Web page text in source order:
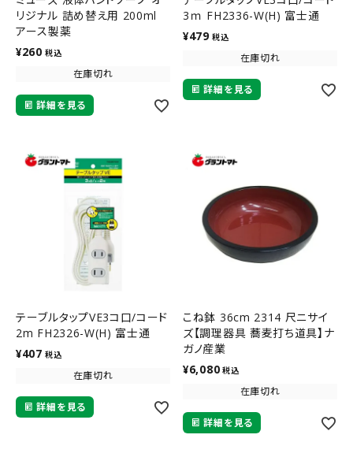
リジナル 詰め替え用 200ml
アース製薬
¥260 税込
在庫切れ
詳細を見る
3ｍ FH2336-W(H) 富士通
¥479 税込
在庫切れ
詳細を見る
テーブルタップVE3コ口/コード
2m FH2326-W(H) 富士通
¥407 税込
在庫切れ
詳細を見る
こね鉢 36cm 2314 尺ニサイ
ズ【調理器具 蕎麦打ち道具】ナ
ガノ産業
¥6,080 税込
在庫切れ
詳細を見る